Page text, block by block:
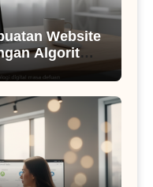
Website
Algoritma